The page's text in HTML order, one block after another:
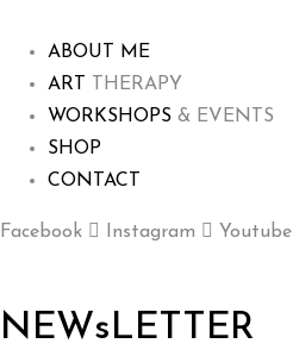
ABOUT ME
ART
THERAPY
WORKSHOPS & EVENTS
SHOP
CONTACT
Facebook Instagram Youtube
NEWsLETTER